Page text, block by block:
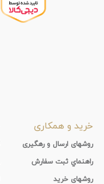
خرید و همکاری
روشهای ارسال و رهگیری
راهنماي ثبت سفارش
روشهای خرید